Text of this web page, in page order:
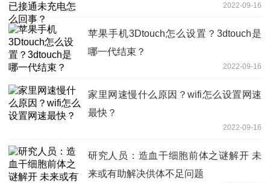
2022-09-16
苹果手机3Dtouch怎么设置？3dtouch是
哪一代结束？
2022-09-16
家里网速慢什么原因？wifi怎么设置网速
最快？
2022-09-16
研究人员：造血干细胞前体之谜解开 未
来或有助解决供体不足问题